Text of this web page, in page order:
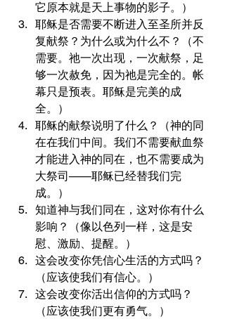
它原本就是天上事物的影子。）
耶稣是否需要不断进入至圣所并反
复献祭？为什么或为什么不？（不
需要。祂一次出现，一次献祭，足
够一次赦免，因为祂是完全的。帐
幕只是预表。耶稣是完美的成
全。）
耶稣的献祭说明了什么？（神的同
在在我们中间。我们不需要献血祭
才能进入神的同在，也不需要成为
大祭司——耶稣已经替我们完
成。）
知道神与我们同在，这对你有什么
影响？（像以色列一样，这是安
慰、激励、提醒。）
这会改变你凭信心生活的方式吗？
（应该使我们有信心。）
这会改变你活出信仰的方式吗？
（应该使我们更有勇气。）